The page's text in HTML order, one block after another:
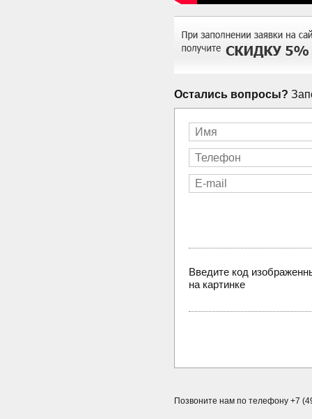
Остались вопросы?
Введите код
на картинке
Позвоните нам по телефону +7